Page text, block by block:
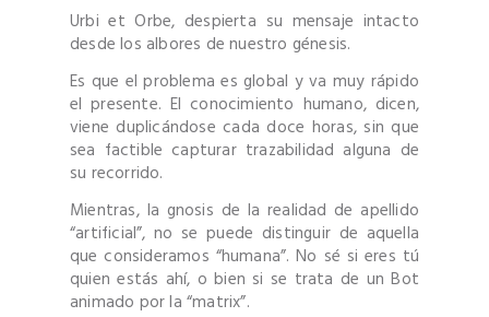
Urbi et Orbe, despierta su mensaje intacto
desde los albores de nuestro génesis.
Es que el problema es global y va muy rápido
el presente. El conocimiento humano, dicen,
viene duplicándose cada doce horas, sin que
sea factible capturar trazabilidad alguna de
su recorrido.
Mientras, la gnosis de la realidad de apellido
“artificial”, no se puede distinguir de aquella
que consideramos “humana”. No sé si eres tú
quien estás ahí, o bien si se trata de un Bot
animado por la “matrix”.